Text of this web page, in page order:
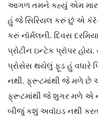
આગળ તમને કહ્યું એમ મારું
હું જે સિરિયલ કરું છું એ
કરું નૉર્મલની. દિવસ
પ્રોટીન ઇન્ટેક પ્રૉપર
પ્રોસેસ થયેલું ફૂડ હું વધારે
નથી. ફ્રૂટમાંથી જે મળે છે
ફ્રૂટમાંથી જે શુગર મળે એ
બીજું કશું અવૉઇડ નથી